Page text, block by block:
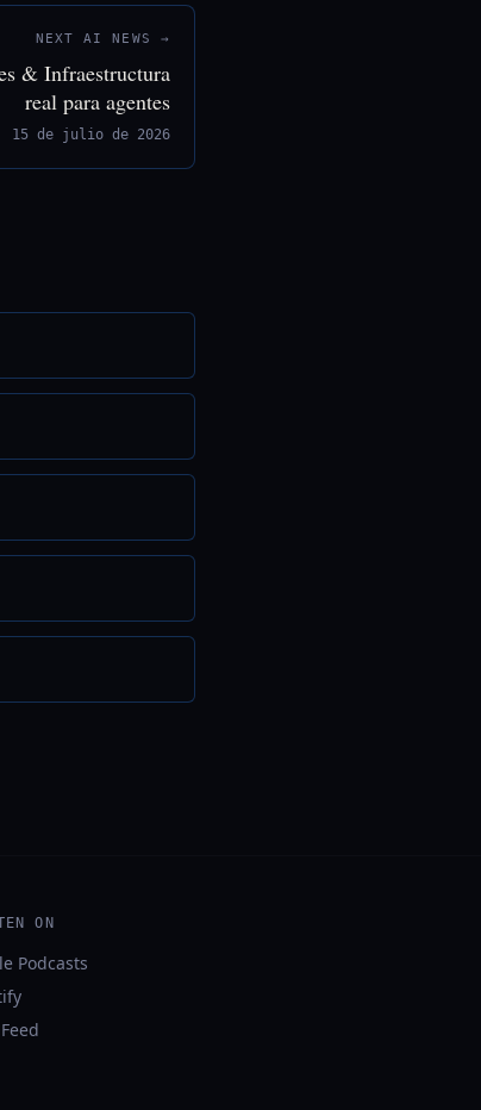
NEXT AI NEWS →
& Infraestructura
real para agentes
15 de julio de 2026
ON
Podcasts